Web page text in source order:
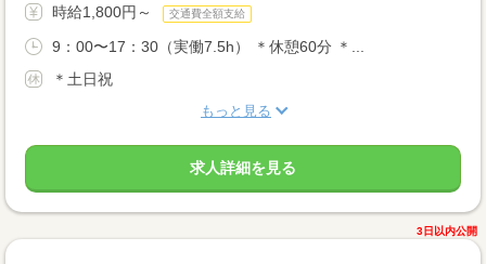
時給1,800円～ 交通費全額支給
9：00〜17：30（実働7.5h） ＊休憩60分 ＊...
＊土日祝
もっと見る
求人詳細を見る
3日以内公開